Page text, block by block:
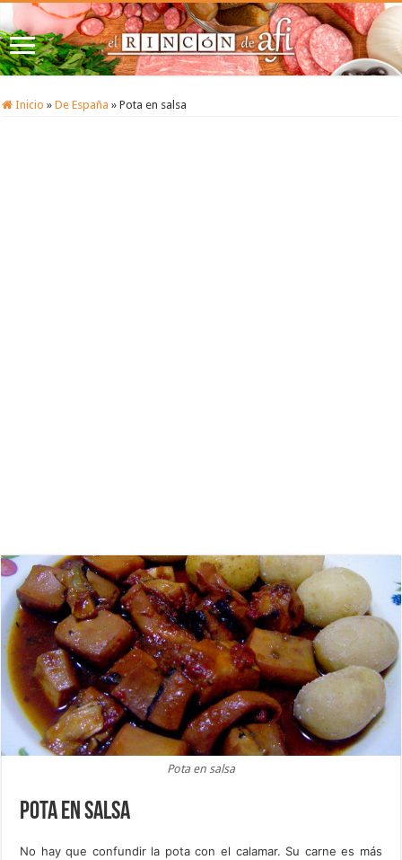
Inicio » De España » Pota en salsa
Pota en salsa
Pota en salsa
No hay que confundir la pota con el calamar. Su carne es más